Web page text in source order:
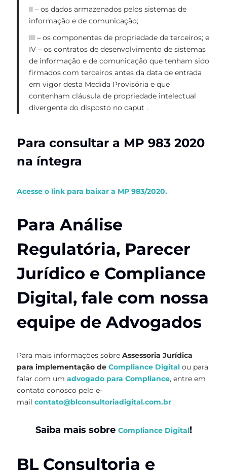
II – os dados armazenados pelos sistemas de
informação e de comunicação;
III – os componentes de propriedade de terceiros; e
IV – os contratos de desenvolvimento de sistemas
de informação e de comunicação que tenham sido
firmados com terceiros antes da data de entrada
em vigor desta Medida Provisória e que
contenham cláusula de propriedade intelectual
divergente do disposto no caput .
Para consultar a MP 983 2020
na íntegra
Acesse o link para baixar a MP 983/2020.
Para Análise
Regulatória, Parecer
Jurídico e Compliance
Digital, fale com nossa
equipe de Advogados
Para mais informações sobre Assessoria Jurídica
para implementação de Compliance Digital ou para
falar com um advogado para Compliance, entre em
contato conosco pelo e-
mail contato@blconsultoriadigital.com.br .
Saiba mais sobre Compliance Digital!
BL Consultoria e